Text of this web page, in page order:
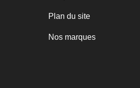
Plan du site
Nos marques